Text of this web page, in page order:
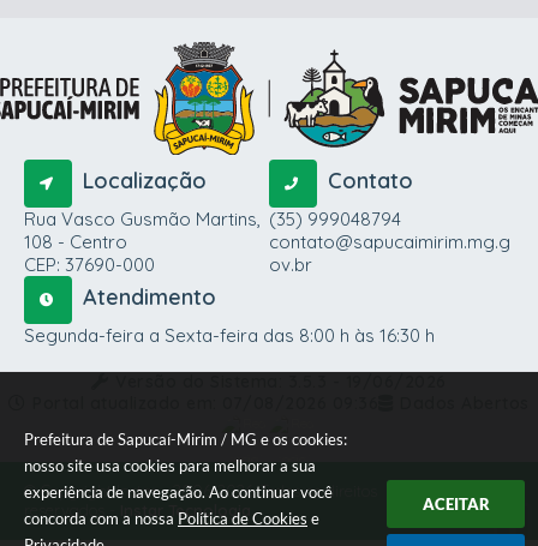
Prefeitura de Sapucaí-Mirim / MG e os cookies:
nosso site usa cookies para melhorar a sua
experiência de navegação. Ao continuar você
concorda com a nossa Política de Cookies e
ACEITAR
Localização
Rua Vasco Gusmão Martins,
108 - Centro
CEP: 37690-000
Contato
(35) 999048794
contato@sapucaimirim.mg.g
ov.br
Atendimento
Segunda-feira a Sexta-feira das 8:00 h às 16:30 h
© Copyright Instar - 2006-2026. Todos os direitos
reservados -
Instar Tecnologia